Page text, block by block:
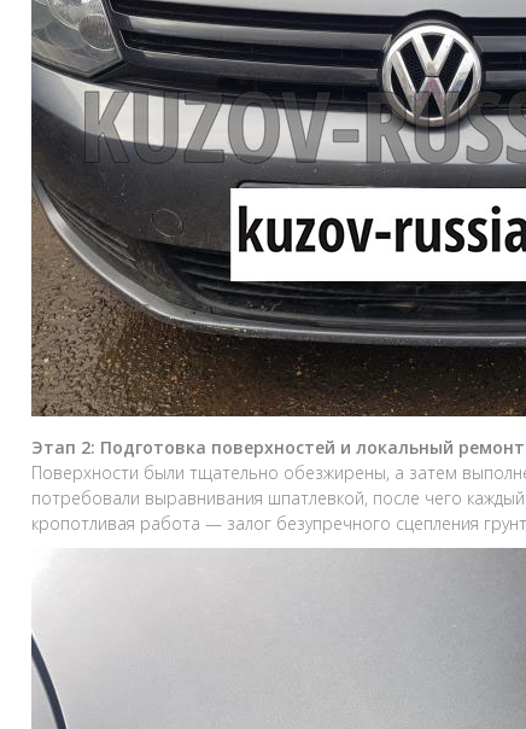
Этап 2: Подготовка поверхностей и локальный ремонт
Поверхности были тщательно обезжирены, а затем
потребовали выравнивания шпатлевкой, после чего
кропотливая работа — залог безупречного сцепления